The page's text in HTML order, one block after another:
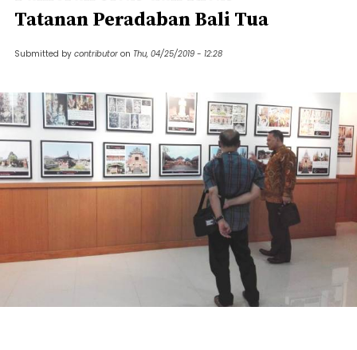
Tatanan Peradaban Bali Tua
Submitted by contributor on Thu, 04/25/2019 - 12:28